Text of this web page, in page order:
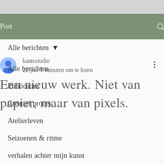
Post
Alle berichten
Publicaties
Creatief proces
Atelierleven
Seizoenen & ritme
verhalen achter mijn kunst
Alle berichten
Een nieuw werk. Niet van
papier, maar van pixels.
kaatsstudio
22 jun 1 minuten om te lezen